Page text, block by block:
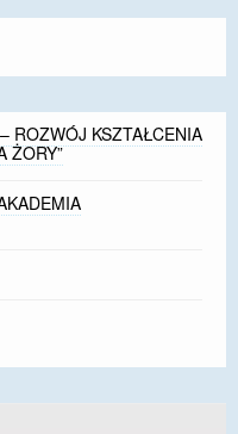
ROZWÓJ KSZTAŁCENIA
ŻORY”